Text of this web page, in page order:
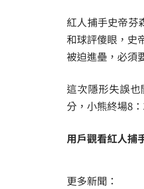
紅人捕手史帝芬
和球評傻眼，史
被迫進壘 ，必須
這次隱形失誤
分，小熊終場8
用戶觀看紅人捕
更多新聞：